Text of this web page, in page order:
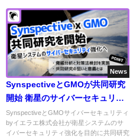
News
SynspectiveとGMOが共同研究
開始 衛星のサイバーセキュリテ
ィ確保へ
SynspectiveとGMOサイバーセキュリティ
byイエラエ株式会社が衛星システムのサ
イバーセキュリティ強化を目的に共同研究